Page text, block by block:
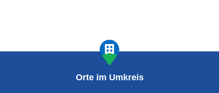
Orte im Umkreis